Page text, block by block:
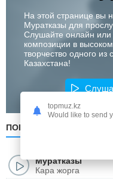
На этой странице вы
Муратказы для
Слушайте онлайн
композиции в
творчество одного из
Казахстана!
ПОПУЛЯРНЫЕ
Муратказы
Кара жорга
topmuz.kz
Would like to send